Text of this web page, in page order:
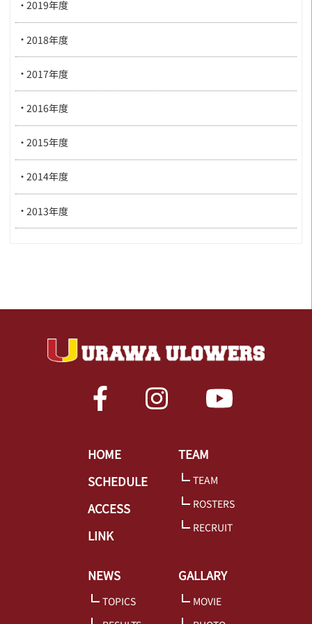
2019年度
2018年度
2017年度
2016年度
2015年度
2014年度
2013年度
HOME
SCHEDULE
ACCESS
LINK
TEAM
TEAM
ROSTERS
RECRUIT
NEWS
TOPICS
GALLARY
MOVIE